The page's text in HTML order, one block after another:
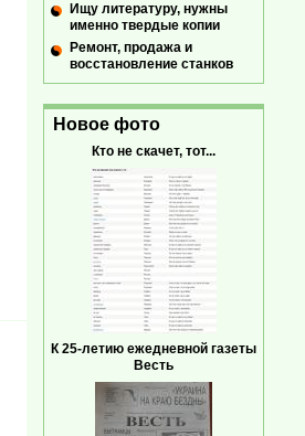
Ищу литературу, нужны
именно твердые копии
Ремонт, продажа и
восстановление станков
Новое фото
Кто не скачет, тот...
К 25-летию ежедневной газеты
Весть